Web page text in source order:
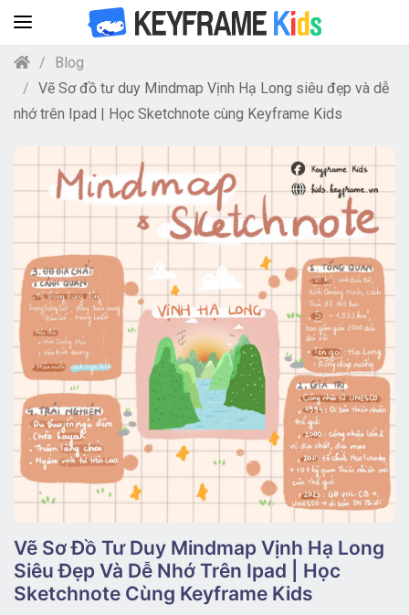
Blog
Vẽ Sơ đồ tư duy Mindmap Vịnh Hạ Long siêu đẹp và dễ
nhớ trên Ipad | Học Sketchnote cùng Keyframe Kids
Vẽ Sơ Đồ Tư Duy Mindmap Vịnh Hạ Long
Siêu Đẹp Và Dễ Nhớ Trên Ipad | Học
Sketchnote Cùng Keyframe Kids